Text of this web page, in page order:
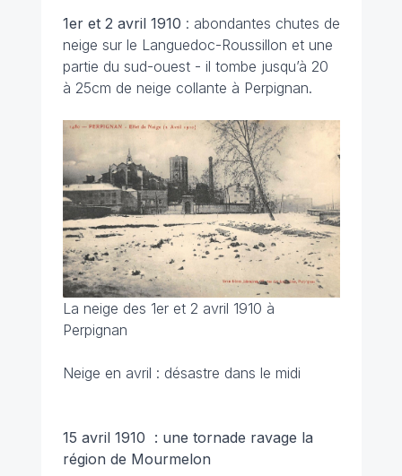
1er et 2 avril 1910 : abondantes chutes de
neige sur le Languedoc-Roussillon et une
partie du sud-ouest - il tombe jusqu’à 20
à 25cm de neige collante à Perpignan.
La neige des 1er et 2 avril 1910 à
Perpignan
Neige en avril : désastre dans le midi
15 avril 1910 : une tornade ravage la
région de Mourmelon